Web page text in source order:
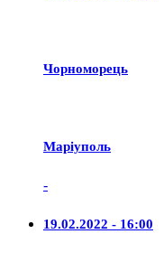
Чорноморець
Маріуполь
-
19.02.2022 - 16:00